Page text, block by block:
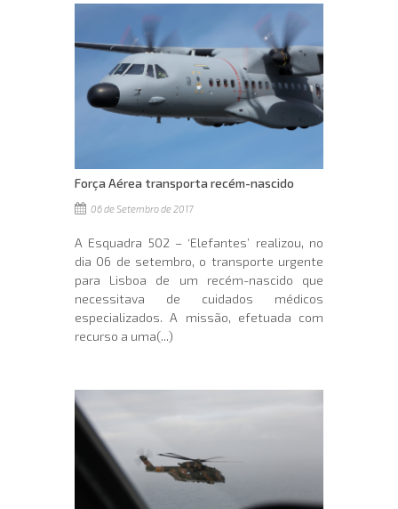
Força Aérea transporta recém-nascido
06 de Setembro de 2017
A Esquadra 502 – ‘Elefantes’ realizou, no
dia 06 de setembro, o transporte urgente
para Lisboa de um recém-nascido que
necessitava de cuidados médicos
especializados. A missão, efetuada com
recurso a uma(...)